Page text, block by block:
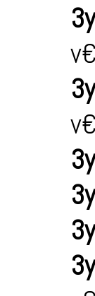
v€
v€